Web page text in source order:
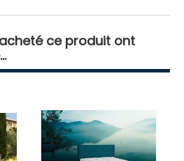
ce produit ont